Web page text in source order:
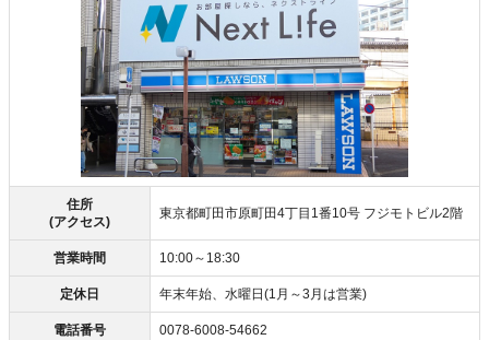
住所
(アクセス)
東京都町田市原町田4丁目1番10号 フジモトビル2階
営業時間 10:00～18:30
定休日 年末年始、水曜日(1月～3月は営業)
電話番号 0078-6008-54662